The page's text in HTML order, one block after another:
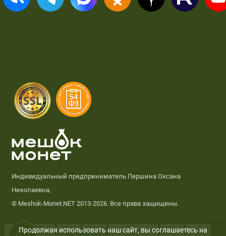
Индивидуальный предприниматель Першина Оксана
Николаевна,
© Meshok-Monet.NET 2013-2026. Все права защищены.
Продолжая использовать наш сайт, вы соглашаетесь на